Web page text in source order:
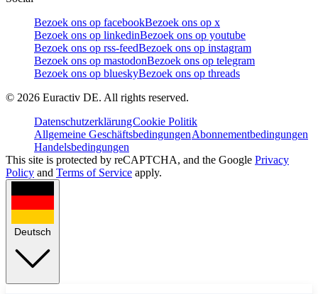
Bezoek ons op facebookBezoek ons op x
Bezoek ons op linkedinBezoek ons op youtube
Bezoek ons op rss-feedBezoek ons op instagram
Bezoek ons op mastodonBezoek ons op telegram
Bezoek ons op blueskyBezoek ons op threads
© 2026 Euractiv DE. All rights reserved.
DatenschutzerklärungCookie Politik
Allgemeine GeschäftsbedingungenAbonnementbedingungen
Handelsbedingungen
This site is protected by reCAPTCHA, and the Google Privacy
Policy and Terms of Service apply.
Deutsch